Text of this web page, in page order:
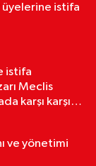
üyelerine istifa
istifa
Meclis
karşı karşıya
ve yönetimi